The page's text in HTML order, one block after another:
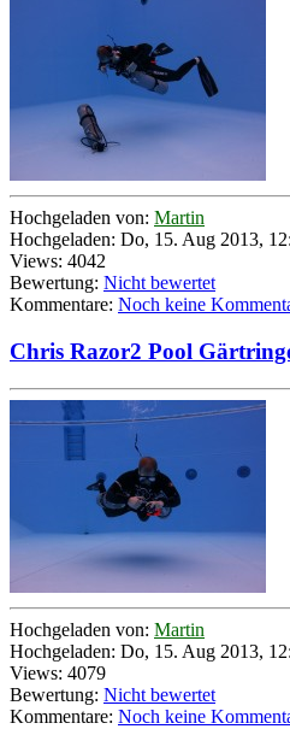
Hochgeladen von: Martin
Hochgeladen: Do, 15. Aug 2013,
Views: 4042
Bewertung: Nicht bewertet
Kommentare: Noch keine
Chris Razor2 Pool
Hochgeladen von: Martin
Hochgeladen: Do, 15. Aug 2013,
Views: 4079
Bewertung: Nicht bewertet
Kommentare: Noch keine